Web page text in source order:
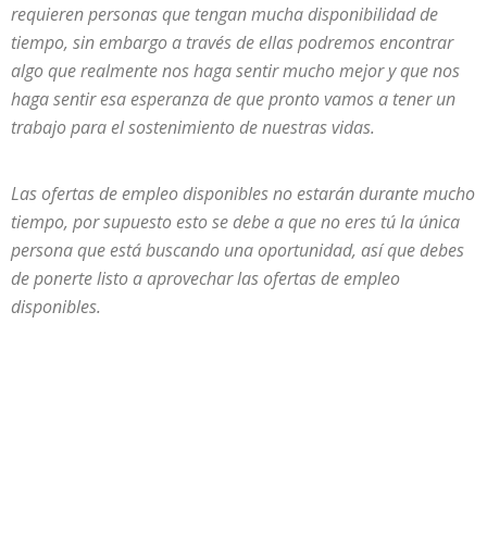
requieren personas que tengan mucha disponibilidad de
tiempo, sin embargo a través de ellas podremos encontrar
algo que realmente nos haga sentir mucho mejor y que nos
haga sentir esa esperanza de que pronto vamos a tener un
trabajo para el sostenimiento de nuestras vidas.
Las ofertas de empleo disponibles no estarán durante mucho
tiempo, por supuesto esto se debe a que no eres tú la única
persona que está buscando una oportunidad, así que debes
de ponerte listo a aprovechar las ofertas de empleo
disponibles.